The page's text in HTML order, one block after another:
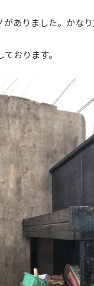
がありました。かな
おります。